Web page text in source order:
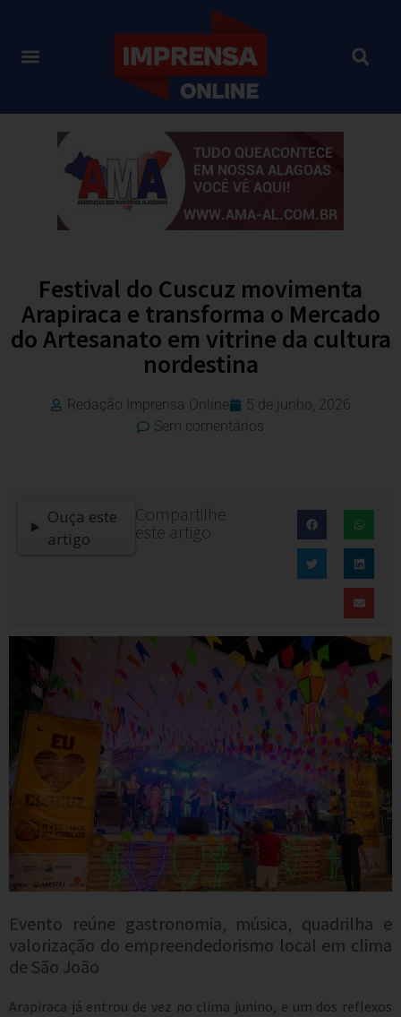
Festival do Cuscuz movimenta
Arapiraca e transforma o Mercado
do Artesanato em vitrine da cultura
nordestina
Redação Imprensa Online
5 de junho, 2026
Sem comentários
Ouça este
artigo
Compartilhe
este artigo
Evento reúne gastronomia, música, quadrilha e
valorização do empreendedorismo local em clima
de São João
Arapiraca já entrou de vez no clima junino, e um dos reflexos